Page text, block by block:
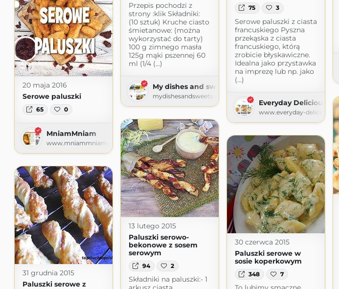
Przepis pochodzi z
strony :klik Składniki:
(10 sztuk) Kruche ciasto
śmietanowe: (można
wykorzystać do tarty)
100 g zimnego masła
125g mąki pszennej 60
ml (1/4 (...)
My dishes and sweets
mydishesandsweets.wordpress.com
75 3
Serowe paluszki z ciasta
francuskiego Pyszna
przekąska z ciasta
francuskiego, którą
zrobicie błyskawiczne.
Idealna jako przystawka
na imprezę lub np. jako
(...)
Everyday Delicious
www.everyday-delicious.pl
20 maja 2016
Serowe paluszki
65 0
MniamMniam
www.mniammniam.com
13 lutego 2015
Paluszki serowo-
bekonowe z sosem
serowym
94 2
Składniki na paluszki:- 1
30 czerwca 2015
Paluszki serowe w
sosie koperkowym
348 7
31 grudnia 2015
Paluszki serowe z